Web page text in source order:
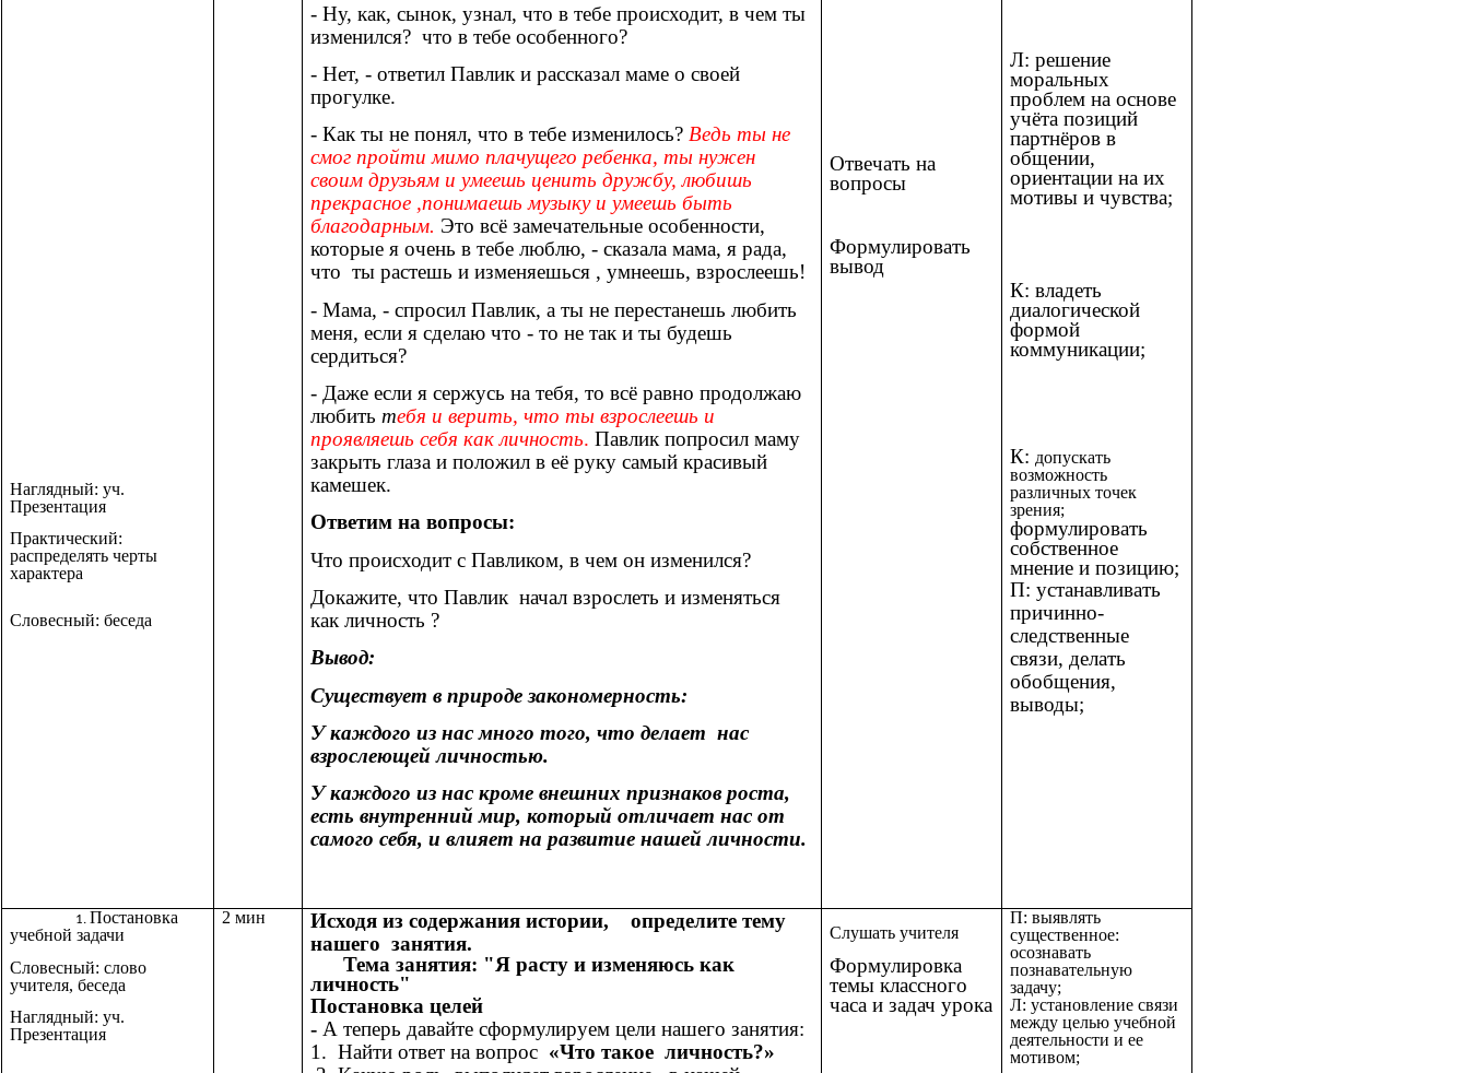
Наглядный: уч.
Презентация
Практический:
распределять черты
характера
Словесный: беседа
- Ну, как, сынок, узнал, что в тебе происходит, в чем ты
изменился? что в тебе особенного?
- Нет, - ответил Павлик и рассказал маме о своей
прогулке.
- Как ты не понял, что в тебе изменилось? Ведь ты не
смог пройти мимо плачущего ребенка, ты нужен
своим друзьям и умеешь ценить дружбу, любишь
прекрасное ,понимаешь музыку и умеешь быть
благодарным. Это всё замечательные особенности,
которые я очень в тебе люблю, - сказала мама, я рада,
что ты растешь и изменяешься , умнеешь, взрослеешь!
- Мама, - спросил Павлик, а ты не перестанешь любить
меня, если я сделаю что - то не так и ты будешь
сердиться?
- Даже если я сержусь на тебя, то всё равно продолжаю
любить тебя и верить, что ты взрослеешь и
проявляешь себя как личность. Павлик попросил маму
закрыть глаза и положил в её руку самый красивый
камешек.
Ответим на вопросы:
Что происходит с Павликом, в чем он изменился?
Докажите, что Павлик начал взрослеть и изменяться
как личность ?
Вывод:
Существует в природе закономерность:
У каждого из нас много того, что делает нас
взрослеющей личностью.
У каждого из нас кроме внешних признаков роста,
есть внутренний мир, который отличает нас от
самого себя, и влияет на развитие нашей личности.
Отвечать на
вопросы
Формулировать
вывод
Л: решение
моральных
проблем на основе
учёта позиций
партнёров в
общении,
ориентации на их
мотивы и чувства;
К: владеть
диалогической
формой
коммуникации;
К: допускать
возможность
различных точек
зрения;
формулировать
собственное
мнение и позицию;
П: устанавливать
причинно-
следственные
связи, делать
обобщения,
выводы;
Постановка
учебной задачи
Словесный: слово
учителя, беседа
Наглядный: уч.
Презентация
2 мин
Исходя из содержания истории, определите тему
нашего занятия.
Тема занятия: "Я расту и изменяюсь как
личность"
Постановка целей
- А теперь давайте сформулируем цели нашего занятия:
1. Найти ответ на вопрос «Что такое личность?»
Слушать учителя
Формулировка
темы классного
часа и задач урока
П: выявлять
существенное:
осознавать
познавательную
задачу;
Л: установление связи
между целью учебной
деятельности и ее
мотивом;